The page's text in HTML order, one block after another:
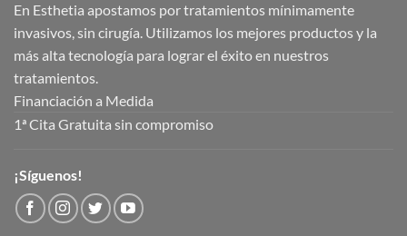
En Esthetia apostamos por tratamientos mínimamente
invasivos, sin cirugía. Utilizamos los mejores productos y la
más alta tecnología para lograr el éxito en nuestros
tratamientos.
Financiación a Medida
1ª Cita Gratuita sin compromiso
¡Síguenos!